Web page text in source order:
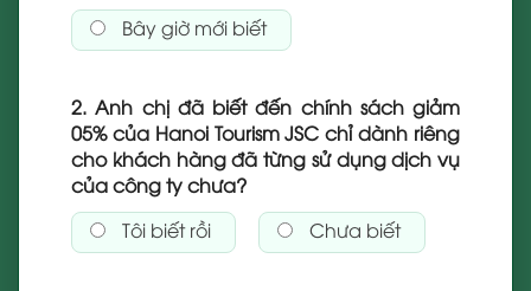
Bây giờ mới biết
2. Anh chị đã biết đến chính sách giảm
05% của Hanoi Tourism JSC chỉ dành riêng
cho khách hàng đã từng sử dụng dịch vụ
của công ty chưa?
Tôi biết rồi
Chưa biết